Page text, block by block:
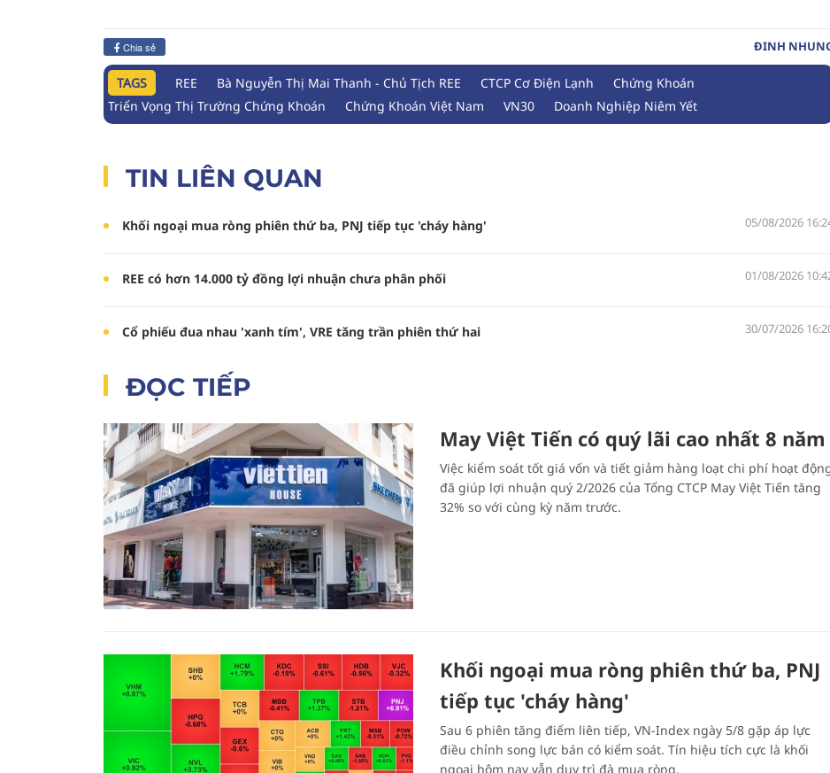
Chia sẻ ĐINH
TAGS REE Bà Nguyễn Thị Mai Thanh - Chủ Tịch REE CTCP Cơ Điện Lạnh
Chứng Khoán
Triển Vọng Thị Trường Chứng Khoán
Chứng Khoán Việt Nam VN30 Doanh Nghiệp Niêm Yết
TIN LIÊN QUAN
Khối ngoại mua ròng phiên thứ ba, PNJ tiếp tục 'cháy hàng' 05/08/2026
REE có hơn 14.000 tỷ đồng lợi nhuận chưa phân phối 01/08/2026
Cổ phiếu đua nhau 'xanh tím', VRE tăng trần phiên thứ hai 30/07/2026
ĐỌC TIẾP
May Việt Tiến có quý lãi cao nhất 8 năm
Việc kiểm soát tốt giá vốn và tiết giảm hàng loạt chi phí hoạt
đã giúp lợi nhuận quý 2/2026 của Tổng CTCP May Việt Tiến tăng
32% so với cùng kỳ năm trước.
Khối ngoại mua ròng phiên thứ ba, PNJ
tiếp tục 'cháy hàng'
Sau 6 phiên tăng điểm liên tiếp, VN-Index ngày 5/8 gặp áp lực
điều chỉnh song lực bán có kiểm soát. Tín hiệu tích cực là khối
ngoại hôm nay vẫn duy trì đà mua ròng.